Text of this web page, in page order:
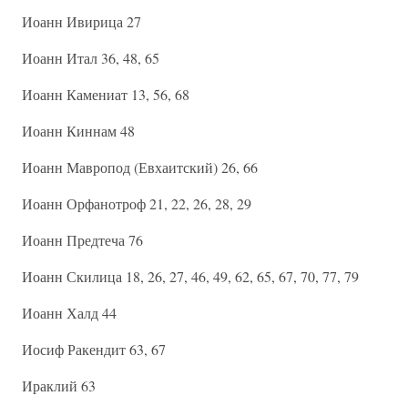
Иоанн Ивирица 27
Иоанн Итал 36, 48, 65
Иоанн Камениат 13, 56, 68
Иоанн Киннам 48
Иоанн Мавропод (Евхаитский) 26, 66
Иоанн Орфанотроф 21, 22, 26, 28, 29
Иоанн Предтеча 76
Иоанн Скилица 18, 26, 27, 46, 49, 62, 65, 67, 70, 77, 79
Иоанн Халд 44
Иосиф Ракендит 63, 67
Ираклий 63